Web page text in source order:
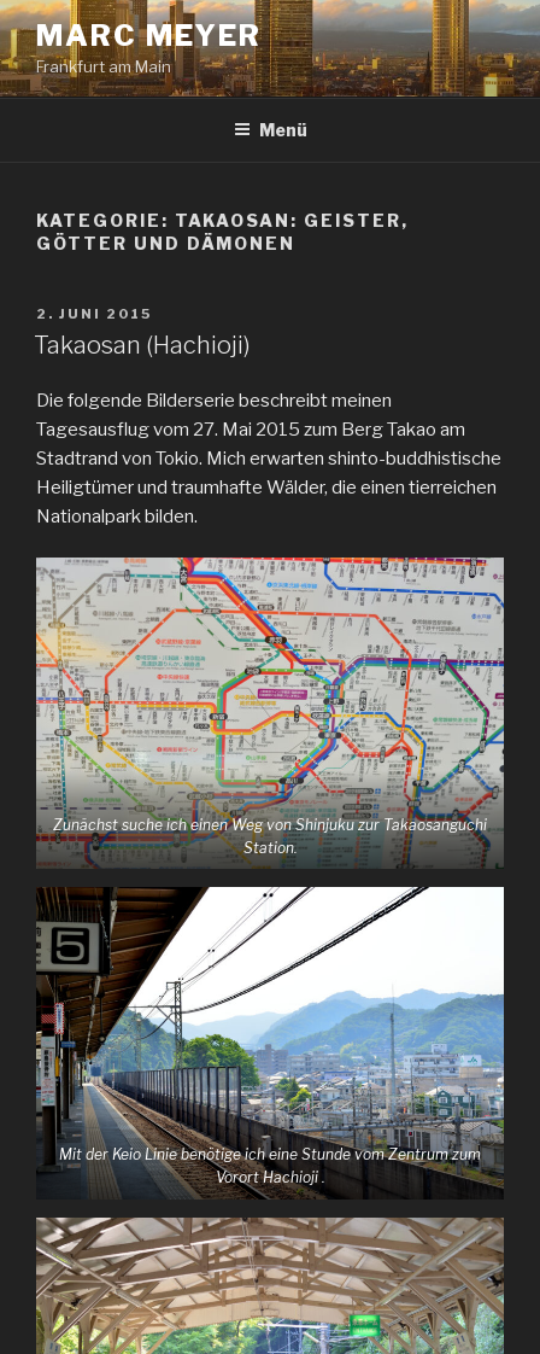
Zum
Inhalt
springen
MARC MEYER
Frankfurt am Main
Menü
KATEGORIE: TAKAOSAN: GEISTER,
GÖTTER UND DÄMONEN
VERÖFFENTLICHT
AM
2. JUNI 2015
Takaosan (Hachioji)
Die folgende Bilderserie beschreibt meinen
Tagesausflug vom 27. Mai 2015 zum Berg Takao am
Stadtrand von Tokio. Mich erwarten shinto-buddhistische
Heiligtümer und traumhafte Wälder, die einen tierreichen
Nationalpark bilden.
Zunächst suche ich einen Weg von Shinjuku zur Takaosanguchi
Station.
Mit der KeioLinie benötige ich eine Stunde vom Zentrum zum
Vorort Hachioji .